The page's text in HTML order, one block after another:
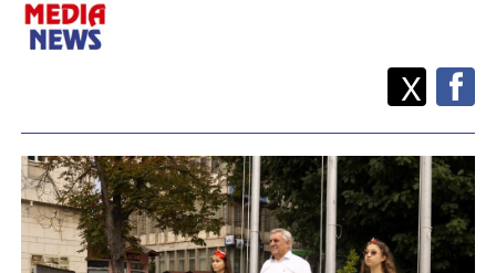
Споделете
X